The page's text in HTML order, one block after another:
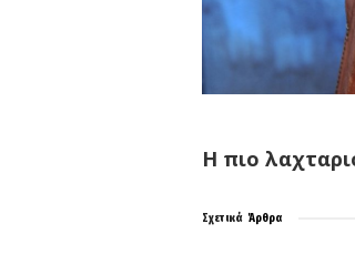
Η πιο
Σχετικά Άρθρα